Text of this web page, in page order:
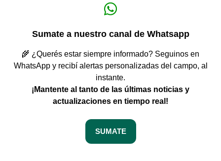
Sumate a nuestro canal de Whatsapp
🌾 ¿Querés estar siempre informado? Seguinos en
WhatsApp y recibí alertas personalizadas del campo, al
instante.
¡Mantente al tanto de las últimas noticias y
actualizaciones en tiempo real!
SUMATE